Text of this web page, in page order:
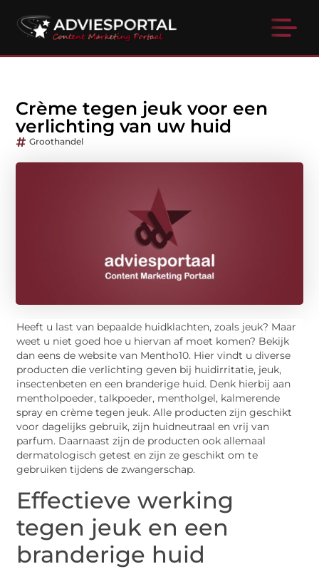
Crème tegen jeuk voor een
verlichting van uw huid
Groothandel
Heeft u last van bepaalde huidklachten, zoals jeuk? Maar
weet u niet goed hoe u hiervan af moet komen? Bekijk
dan eens de website van Mentho10. Hier vindt u diverse
producten die verlichting geven bij huidirritatie, jeuk,
insectenbeten en een branderige huid. Denk hierbij aan
mentholpoeder, talkpoeder, mentholgel, kalmerende
spray en crème tegen jeuk. Alle producten zijn geschikt
voor dagelijks gebruik, zijn huidneutraal en vrij van
parfum. Daarnaast zijn de producten ook allemaal
dermatologisch getest en zijn ze geschikt om te
gebruiken tijdens de zwangerschap.
Effectieve werking
tegen jeuk en een
branderige huid